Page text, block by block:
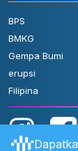
BPS
BMKG
Gempa Bumi
erupsi
Filipina